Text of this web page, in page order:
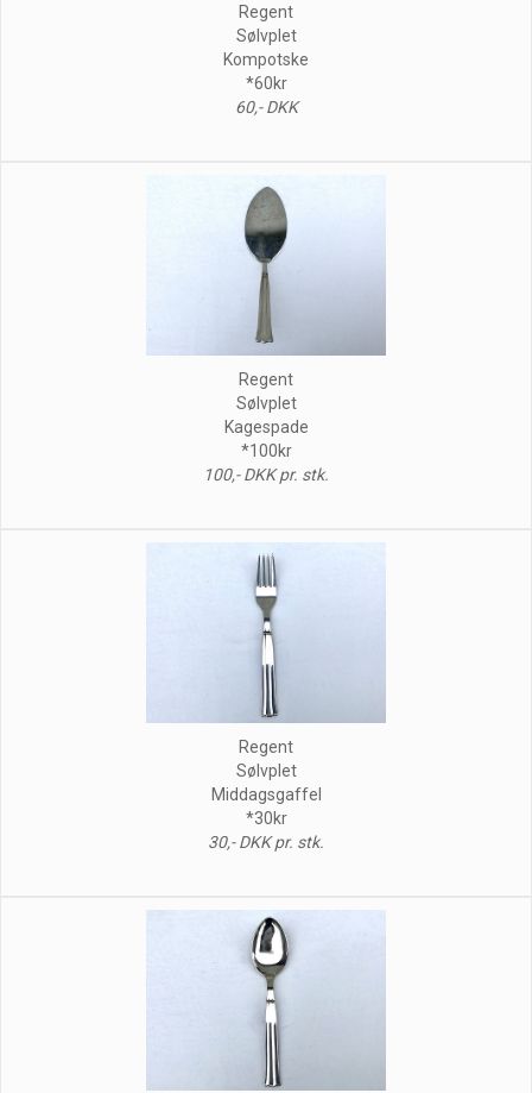
Regent
Sølvplet
Kompotske
*60kr
60,- DKK
Regent
Sølvplet
Kagespade
*100kr
100,- DKK pr. stk.
Regent
Sølvplet
Middagsgaffel
*30kr
30,- DKK pr. stk.